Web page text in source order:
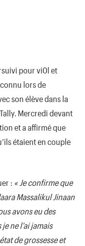
pour vi0l et
lors de
son élève dans la
Mercredi devant
et a affirmé que
étaient en couple
: « Je confirme que
Massalikul Jinaan
avons eu des
ne l’ai jamais
de grossesse et